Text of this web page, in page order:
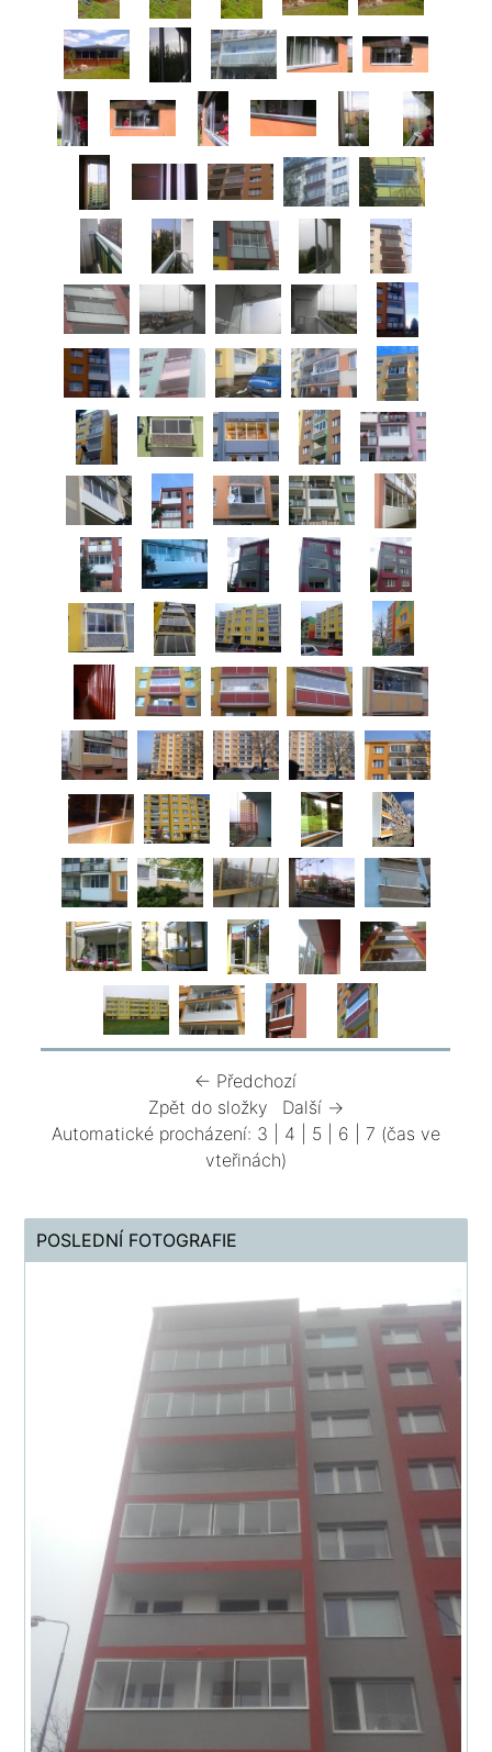
← Předchozí
Zpět do složky
Další →
Automatické procházení: 3 4 5 6 7 (čas ve
vteřinách)
POSLEDNÍ FOTOGRAFIE